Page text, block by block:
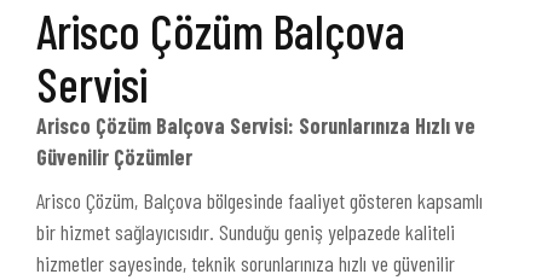
Arisco Çözüm Balçova
Servisi
Arisco Çözüm Balçova Servisi: Sorunlarınıza Hızlı ve
Güvenilir Çözümler
Arisco Çözüm, Balçova bölgesinde faaliyet gösteren kapsamlı
bir hizmet sağlayıcısıdır. Sunduğu geniş yelpazede kaliteli
hizmetler sayesinde, teknik sorunlarınıza hızlı ve güvenilir